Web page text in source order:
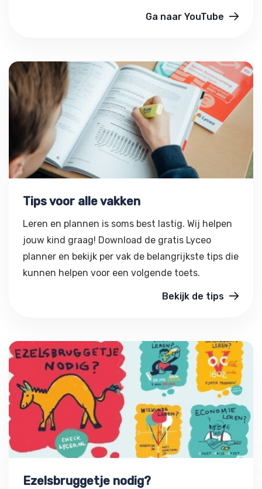
Ga naar YouTube
Tips voor alle vakken
Tips voor alle vakken
Leren en plannen is soms best lastig. Wij helpen
jouw kind graag! Download de gratis Lyceo
planner en bekijk per vak de belangrijkste tips die
kunnen helpen voor een volgende toets.
Bekijk de tips
Ezelsbruggetje nodig?
Ezelsbruggetje nodig?